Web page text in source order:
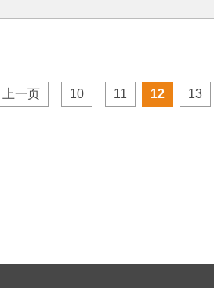
上一页 10 11 12 13